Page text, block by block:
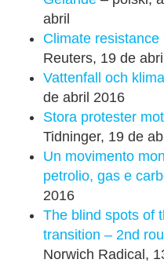
abril
Climate resistance
Reuters, 19 de
Vattenfall och
de abril 2016
Stora protester
Tidninger, 19 de
Un movimento
petrolio, gas e
2016
The blind spots of
transition – 2nd
Norwich Radical,